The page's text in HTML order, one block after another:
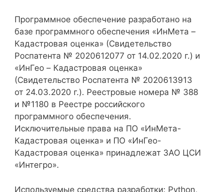
Программное обеспечение разработано на
базе программного обеспечения «ИнМета –
Кадастровая оценка» (Свидетельство
Роспатента № 2020612077 от 14.02.2020 г.) и
«ИнГео – Кадастровая оценка»
(Свидетельство Роспатента № 2020613913
от 24.03.2020 г.). Реестровые номера № 388
и №1180 в Реестре российского
программного обеспечения.
Исключительные права на ПО «ИнМета-
Кадастровая оценка» и ПО «ИнГео-
Кадастровая оценка» принадлежат ЗАО ЦСИ
«Интегро».
Используемые средства разработки: Python,